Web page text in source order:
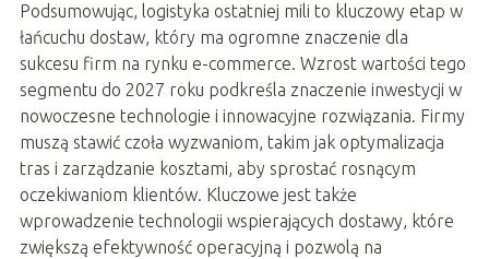
Podsumowując, logistyka ostatniej mili to kluczowy etap w
łańcuchu dostaw, który ma ogromne znaczenie dla
sukcesu firm na rynku e-commerce. Wzrost wartości tego
segmentu do 2027 roku podkreśla znaczenie inwestycji w
nowoczesne technologie i innowacyjne rozwiązania. Firmy
muszą stawić czoła wyzwaniom, takim jak optymalizacja
tras i zarządzanie kosztami, aby sprostać rosnącym
oczekiwaniom klientów. Kluczowe jest także
wprowadzenie technologii wspierających dostawy, które
zwiększą efektywność operacyjną i pozwolą na